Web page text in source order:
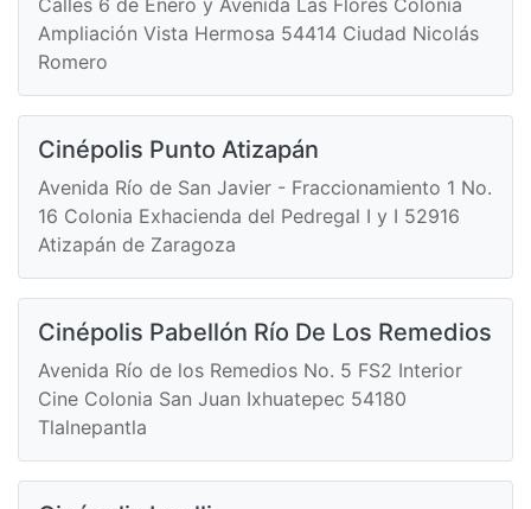
Ampliación Vista Hermosa 54414 Ciudad Nicolás
Romero
Cinépolis Punto Atizapán
Avenida Río de San Javier - Fraccionamiento 1 No.
16 Colonia Exhacienda del Pedregal I y I 52916
Atizapán de Zaragoza
Cinépolis Pabellón Río De Los Remedios
Avenida Río de los Remedios No. 5 FS2 Interior
Cine Colonia San Juan Ixhuatepec 54180
Tlalnepantla